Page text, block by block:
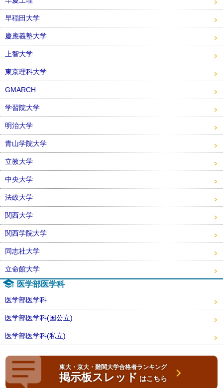
早稲田大学
慶應義塾大学
上智大学
東京理科大学
GMARCH
学習院大学
明治大学
青山学院大学
立教大学
中央大学
法政大学
関西大学
関西学院大学
同志社大学
立命館大学
医学部医学科
医学部医学科
医学部医学科(国公立)
医学部医学科(私立)
東大・京大・難関大学合格者ランキング
掲示板スレッド はこちら